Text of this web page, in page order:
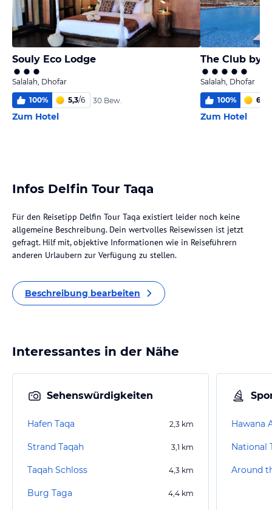
Souly Eco Lodge
Salalah, Dhofar
100% 5,3/6 30 Bew.
Zum Hotel
The Club by
Salalah, Dhofar
100% 6,0
Zum Hotel
Infos Delfin Tour Taqa
Für den Reisetipp Delfin Tour Taqa existiert leider noch keine
allgemeine Beschreibung. Dein wertvolles Reisewissen ist jetzt
gefragt. Hilf mit, objektive Informationen wie in Reiseführern
anderen Urlaubern zur Verfügung zu stellen.
Beschreibung bearbeiten
Interessantes in der Nähe
Sehenswürdigkeiten
Hafen Taqa 2,3 km
Strand Taqah 3,1 km
Taqah Schloss 4,3 km
Burg Taga 4,4 km
Hawana
National